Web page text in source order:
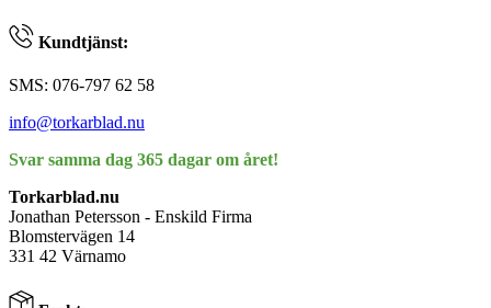
Kundtjänst:
SMS: 076-797 62 58
info@torkarblad.nu
Svar samma dag 365 dagar om året!
Torkarblad.nu
Jonathan Petersson - Enskild Firma
Blomstervägen 14
331 42 Värnamo